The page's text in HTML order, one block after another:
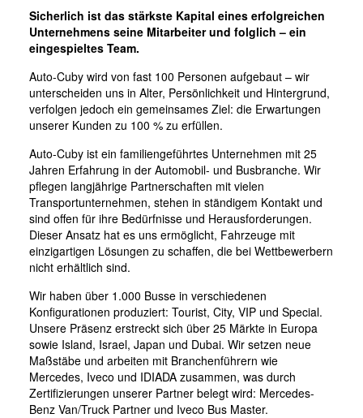
Sicherlich ist das stärkste Kapital eines erfolgreichen
Unternehmens seine Mitarbeiter und folglich – ein
eingespieltes Team.
Auto-Cuby wird von fast 100 Personen aufgebaut – wir
unterscheiden uns in Alter, Persönlichkeit und Hintergrund,
verfolgen jedoch ein gemeinsames Ziel: die Erwartungen
unserer Kunden zu 100 % zu erfüllen.
Auto-Cuby ist ein familiengeführtes Unternehmen mit 25
Jahren Erfahrung in der Automobil- und Busbranche. Wir
pflegen langjährige Partnerschaften mit vielen
Transportunternehmen, stehen in ständigem Kontakt und
sind offen für ihre Bedürfnisse und Herausforderungen.
Dieser Ansatz hat es uns ermöglicht, Fahrzeuge mit
einzigartigen Lösungen zu schaffen, die bei Wettbewerbern
nicht erhältlich sind.
Wir haben über 1.000 Busse in verschiedenen
Konfigurationen produziert: Tourist, City, VIP und Special.
Unsere Präsenz erstreckt sich über 25 Märkte in Europa
sowie Island, Israel, Japan und Dubai. Wir setzen neue
Maßstäbe und arbeiten mit Branchenführern wie
Mercedes, Iveco und IDIADA zusammen, was durch
Zertifizierungen unserer Partner belegt wird: Mercedes-
Benz Van/Truck Partner und Iveco Bus Master.